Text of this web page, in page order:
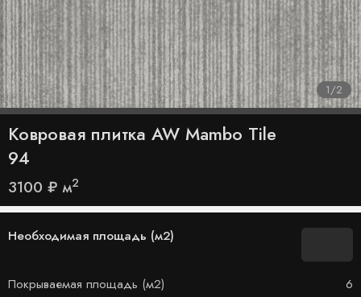
1/2
Ковровая плитка AW Mambo Tile
94
3100 ₽ м2
Необходимая площадь (м2)
Покрываемая площадь (м2)
6